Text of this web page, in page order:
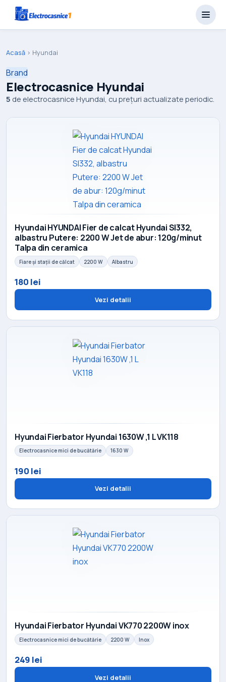
Acasă › Hyundai
Brand
Electrocasnice Hyundai
5 de electrocasnice Hyundai, cu prețuri actualizate periodic.
Hyundai HYUNDAI Fier de calcat Hyundai SI332,
albastru Putere: 2200 W Jet de abur: 120g/minut
Talpa din ceramica
Fiare și stații de călcat 2200 W Albastru
180 lei
Vezi detalii
Hyundai Fierbator Hyundai 1630W ,1 L VK118
Electrocasnice mici de bucătărie 1630 W
190 lei
Vezi detalii
Hyundai Fierbator Hyundai VK770 2200W inox
Electrocasnice mici de bucătărie 2200 W Inox
249 lei
Vezi detalii